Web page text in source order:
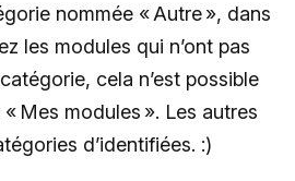
nommée « Autre », dans
les modules qui n’ont pas
cela n’est possible
Mes modules ». Les autres
d’identifiées. :)